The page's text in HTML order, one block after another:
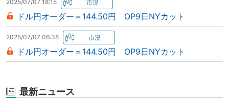
2025/07/07 18:15
ドル円オーダー＝144.50円 OP9日NYカット
2025/07/07 06:38
ドル円オーダー＝144.50円 OP9日NYカット
最新ニュース